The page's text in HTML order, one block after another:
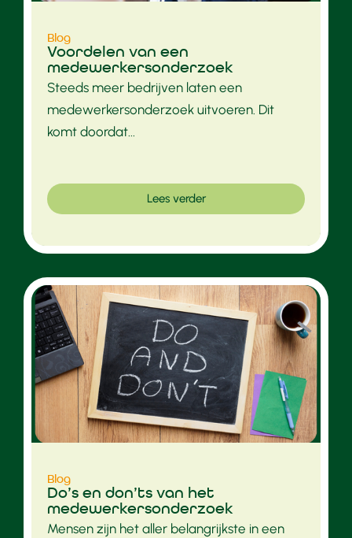
Blog
Voordelen van een
medewerkersonderzoek
Steeds meer bedrijven laten een
medewerkersonderzoek uitvoeren. Dit
komt doordat...
Lees verder
Blog
Do’s en don’ts van het
medewerkersonderzoek
Mensen zijn het aller belangrijkste in een